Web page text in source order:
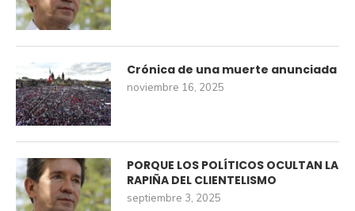
Crónica de una muerte anunciada
noviembre 16, 2025
PORQUE LOS POLÍTICOS OCULTAN LA
RAPIÑA DEL CLIENTELISMO
septiembre 3, 2025